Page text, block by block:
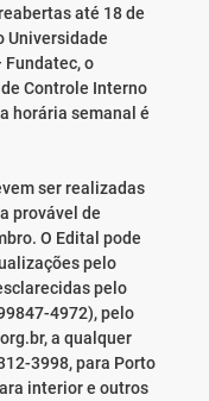
até 18 de
Universidade
Fundatec, o
Controle Interno
horária semanal é
ser realizadas
provável de
O Edital pode
pelo
pelo
4972), pelo
a qualquer
3998, para Porto
interior e outros